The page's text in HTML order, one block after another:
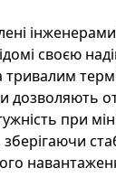
своєю
тривалим
дозволяють
при